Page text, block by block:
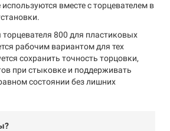
вместе с торцевателем в
800 для пластиковых
рабочим вариантом для тех
сохранить точность торцовки,
при стыковке и поддерживать
состоянии без лишних